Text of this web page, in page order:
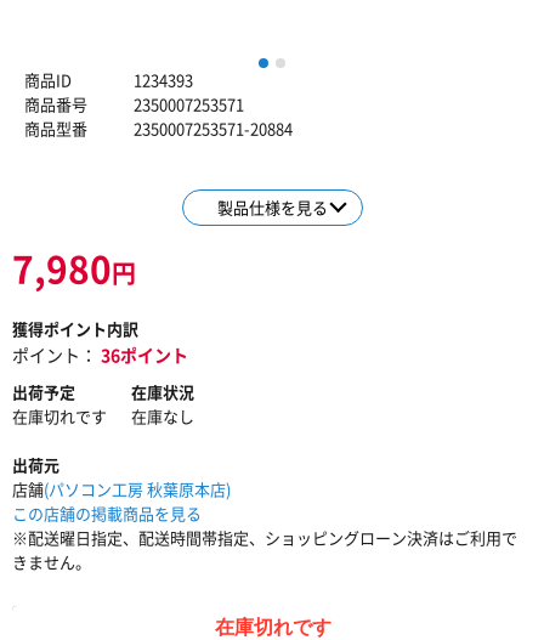
1
商品ID
1234393
商品番号
2350007253571
商品型番
2350007253571-20884
製品仕様を見る
7,980円
獲得ポイント内訳
ポイント： 36ポイント
出荷予定
在庫切れです
在庫状況
在庫なし
出荷元
店舗(パソコン工房 秋葉原本店)
この店舗の掲載商品を見る
※配送曜日指定、配送時間帯指定、ショッピングローン決済はご利用で
きません。
在庫切れです